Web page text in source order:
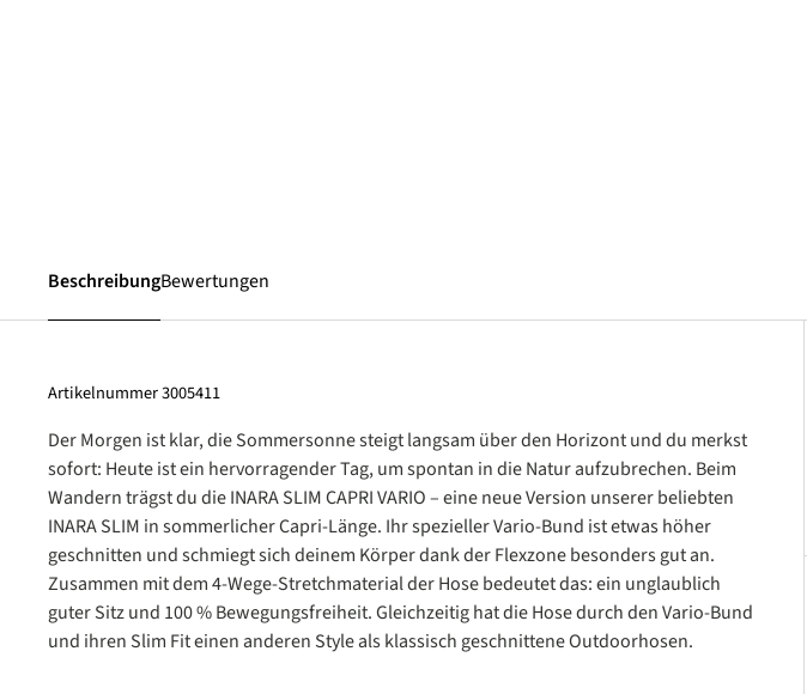
BeschreibungBewertungen
Artikelnummer3005411
Der Morgen ist klar, die Sommersonne steigt langsam über den Horizont und du merkst
sofort: Heute ist ein hervorragender Tag, um spontan in die Natur aufzubrechen. Beim
Wandern trägst du die INARA SLIM CAPRI VARIO – eine neue Version unserer beliebten
INARA SLIM in sommerlicher Capri-Länge. Ihr spezieller Vario-Bund ist etwas höher
geschnitten und schmiegt sich deinem Körper dank der Flexzone besonders gut an.
Zusammen mit dem 4-Wege-Stretchmaterial der Hose bedeutet das: ein unglaublich
guter Sitz und 100 % Bewegungsfreiheit. Gleichzeitig hat die Hose durch den Vario-Bund
und ihren Slim Fit einen anderen Style als klassisch geschnittene Outdoorhosen.